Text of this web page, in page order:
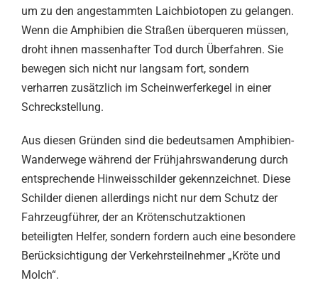
um zu den angestammten Laichbiotopen zu gelangen.
Wenn die Amphibien die Straßen überqueren müssen,
droht ihnen massenhafter Tod durch Überfahren. Sie
bewegen sich nicht nur langsam fort, sondern
verharren zusätzlich im Scheinwerferkegel in einer
Schreckstellung.
Aus diesen Gründen sind die bedeutsamen Amphibien-
Wanderwege während der Frühjahrswanderung durch
entsprechende Hinweisschilder gekennzeichnet. Diese
Schilder dienen allerdings nicht nur dem Schutz der
Fahrzeugführer, der an Krötenschutzaktionen
beteiligten Helfer, sondern fordern auch eine besondere
Berücksichtigung der Verkehrsteilnehmer „Kröte und
Molch“.